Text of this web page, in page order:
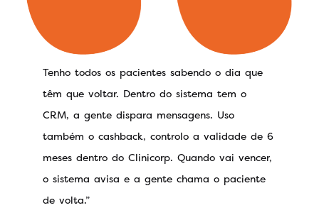
Tenho todos os pacientes sabendo o dia que
têm que voltar. Dentro do sistema tem o
CRM, a gente dispara mensagens. Uso
também o cashback, controlo a validade de 6
meses dentro do Clinicorp. Quando vai vencer,
o sistema avisa e a gente chama o paciente
de volta.”